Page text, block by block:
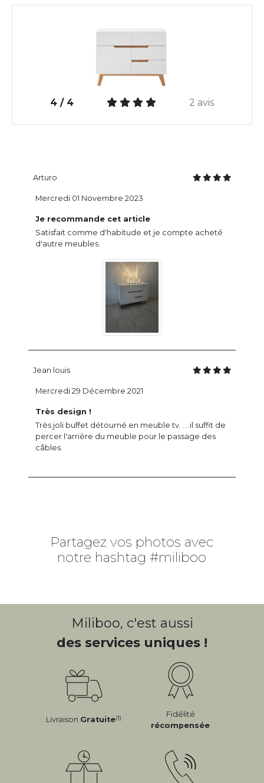
4 / 4 2 avis
Arturo
Je recommande cet article
Satisfait comme d'habitude et je compte acheté
d'autre meubles.
Mercredi 01 Novembre 2023
Jean louis
Très design !
Très joli buffet détourné en meuble tv. ....il suffit de
percer l'arrière du meuble pour le passage des
câbles.
Mercredi 29 Décembre 2021
Partagez vos photos avec
notre hashtag #miliboo
Miliboo, c'est aussi
des services uniques !
Livraison Gratuite(1)
Fidélité
récompensée